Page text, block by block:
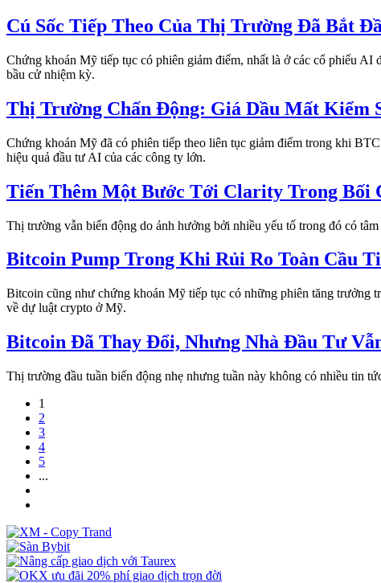
Cú Sốc Tiếp Theo Của Thị Trường Đã Bắt
Chứng khoán Mỹ tiếp tục có phiên giảm điểm, nhất là ở các cổ phiếu
bầu cử nhiệm kỳ.
Thị Trường Chấn Động: Giá Dầu Mất Kiểm
Chứng khoán Mỹ đã có phiên tiếp theo liên tục giảm điểm trong khi
hiệu quả đầu tư AI của các công ty lớn.
Tiến Thêm Một Bước Tới Clarity Trong Bối
Thị trường vẫn biến động do ảnh hưởng bởi nhiều yếu tố trong đó có
Bitcoin Pump Trong Khi Rủi Ro Toàn Cầu
Bitcoin cũng như chứng khoán Mỹ tiếp tục có những phiên tăng trưởng
về dự luật crypto ở Mỹ.
Bitcoin Đã Thay Đổi, Nhưng Nhà Đầu Tư
Thị trường đầu tuần biến động nhẹ nhưng tuần này không có nhiều tin
1
2
3
4
5
...